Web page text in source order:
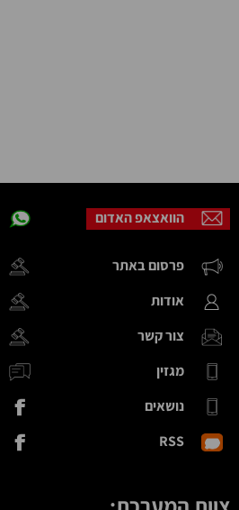
הוואצאפ האדום
פרסום באתר
אודות
צור קשר
מגזין
נושאים
RSS